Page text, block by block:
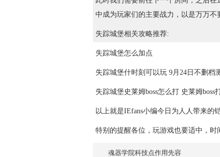
中成为玩家们的主要战力，以是万万不
失踪城堡相关攻略推荐:
失踪城堡怎么加点
失踪城堡什时刻可以玩 9月24日不删档
失踪城堡史莱姆boss怎么打 史莱姆boss
以上就是IEfans小编今日为人人带来的
特别的提醒各位，玩游戏也要适中，
魂器学院科技点作用先容